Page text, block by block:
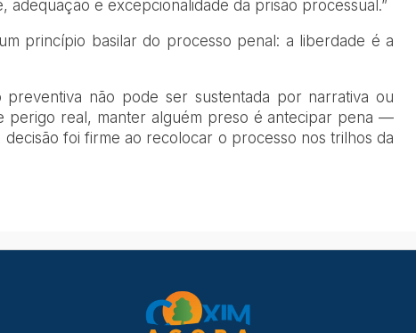
adequação e excepcionalidade da prisão processual.”
princípio basilar do processo penal: a liberdade é a
preventiva não pode ser sustentada por narrativa ou
perigo real, manter alguém preso é antecipar pena —
foi firme ao recolocar o processo nos trilhos da